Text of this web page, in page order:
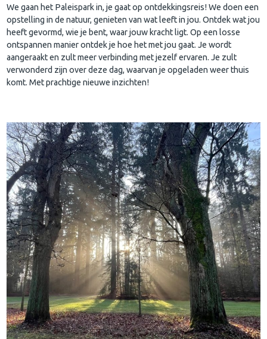
We gaan het Paleispark in, je gaat op ontdekkingsreis! We doen een
opstelling in de natuur, genieten van wat leeft in jou. Ontdek wat jou
heeft gevormd, wie je bent, waar jouw kracht ligt. Op een losse
ontspannen manier ontdek je hoe het met jou gaat. Je wordt
aangeraakt en zult meer verbinding met jezelf ervaren. Je zult
verwonderd zijn over deze dag, waarvan je opgeladen weer thuis
komt. Met prachtige nieuwe inzichten!